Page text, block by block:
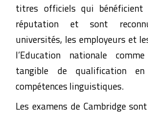
titres officiels qui bénéficient
réputation et sont
universités, les employeurs et
l’Education nationale
tangible de qualification
compétences linguistiques.
Les examens de Cambridge